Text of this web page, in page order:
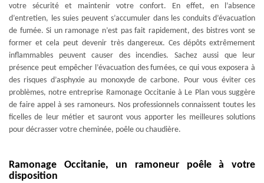
votre sécurité et maintenir votre confort. En effet, en l’absence
d’entretien, les suies peuvent s’accumuler dans les conduits d’évacuation
de fumée. Si un ramonage n’est pas fait rapidement, des bistres vont se
former et cela peut devenir très dangereux. Ces dépôts extrêmement
inflammables peuvent causer des incendies. Sachez aussi que leur
présence peut empêcher l’évacuation des fumées, ce qui vous exposera à
des risques d’asphyxie au monoxyde de carbone. Pour vous éviter ces
problèmes, notre entreprise Ramonage Occitanie à Le Plan vous suggère
de faire appel à ses ramoneurs. Nos professionnels connaissent toutes les
ficelles de leur métier et sauront vous apporter les meilleures solutions
pour décrasser votre cheminée, poêle ou chaudière.
Ramonage Occitanie, un ramoneur poêle à votre
disposition